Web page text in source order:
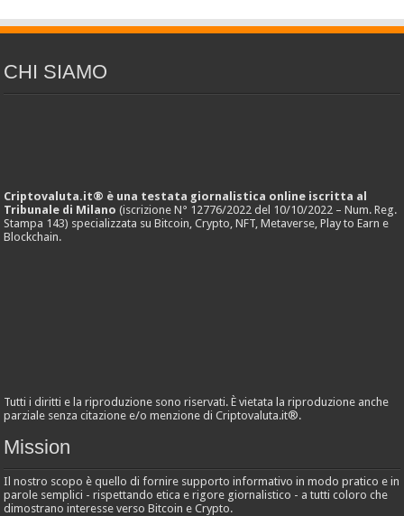
CHI SIAMO
Criptovaluta.it® è una testata giornalistica online iscritta al
Tribunale di Milano (iscrizione N° 12776/2022 del 10/10/2022 – Num. Reg.
Stampa 143) specializzata su Bitcoin, Crypto, NFT, Metaverse, Play to Earn e
Blockchain.
Tutti i diritti e la riproduzione sono riservati. È vietata la riproduzione anche
parziale senza citazione e/o menzione di Criptovaluta.it®.
Mission
Il nostro scopo è quello di fornire supporto informativo in modo pratico e in
parole semplici - rispettando etica e rigore giornalistico - a tutti coloro che
dimostrano interesse verso Bitcoin e Crypto.